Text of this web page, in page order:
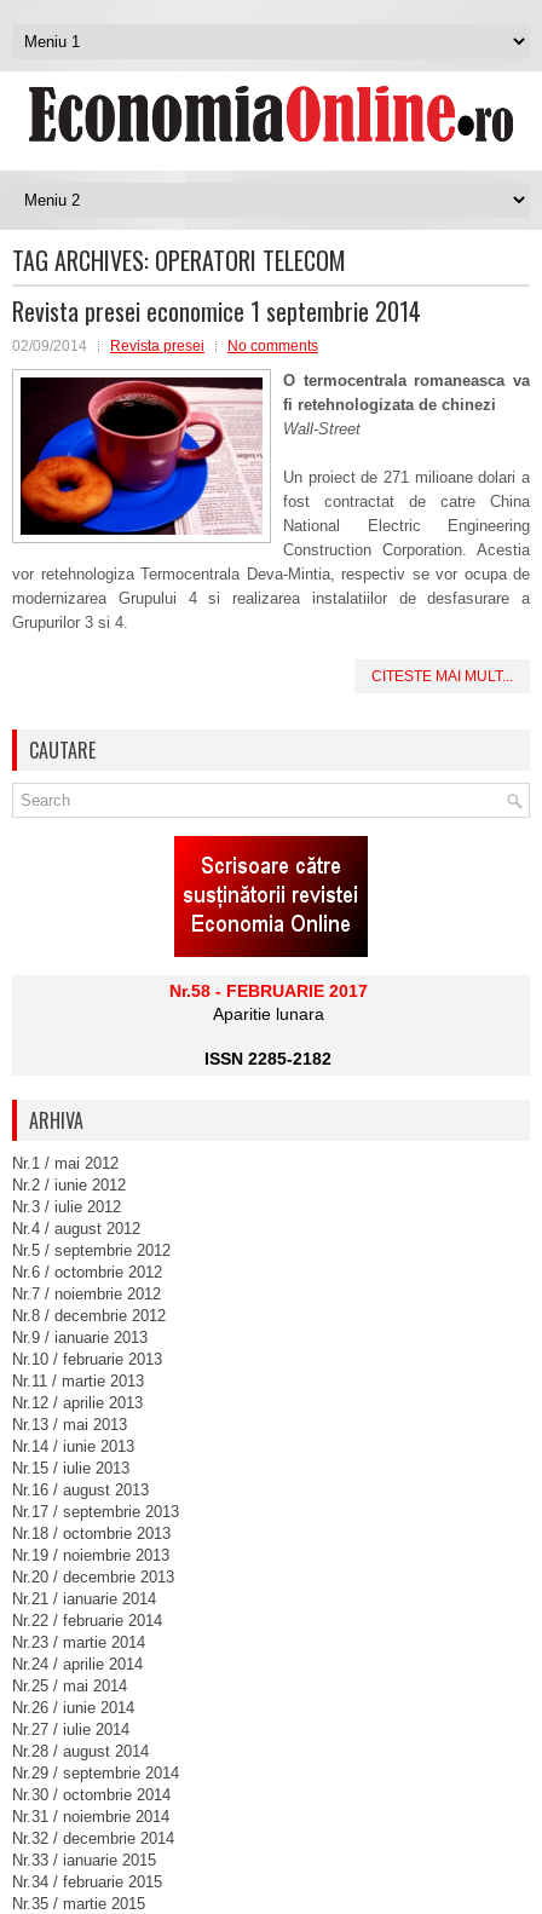
TAG ARCHIVES: OPERATORI TELECOM
Revista presei economice 1 septembrie 2014
02/09/2014 Revista presei No comments
O termocentrala romaneasca va
fi retehnologizata de chinezi
Wall-Street
Un proiect de 271 milioane dolari a
fost contractat de catre China
National Electric Engineering
Construction Corporation. Acestia
vor retehnologiza Termocentrala Deva-Mintia, respectiv se vor ocupa de
modernizarea Grupului 4 si realizarea instalatiilor de desfasurare a
Grupurilor 3 si 4.
CITESTE MAI MULT...
CAUTARE
Nr.58 - FEBRUARIE 2017
Aparitie lunara
ISSN 2285-2182
ARHIVA
Nr.1 / mai 2012
Nr.2 / iunie 2012
Nr.3 / iulie 2012
Nr.4 / august 2012
Nr.5 / septembrie 2012
Nr.6 / octombrie 2012
Nr.7 / noiembrie 2012
Nr.8 / decembrie 2012
Nr.9 / ianuarie 2013
Nr.10 / februarie 2013
Nr.11 / martie 2013
Nr.12 / aprilie 2013
Nr.13 / mai 2013
Nr.14 / iunie 2013
Nr.15 / iulie 2013
Nr.16 / august 2013
Nr.17 / septembrie 2013
Nr.18 / octombrie 2013
Nr.19 / noiembrie 2013
Nr.20 / decembrie 2013
Nr.21 / ianuarie 2014
Nr.22 / februarie 2014
Nr.23 / martie 2014
Nr.24 / aprilie 2014
Nr.25 / mai 2014
Nr.26 / iunie 2014
Nr.27 / iulie 2014
Nr.28 / august 2014
Nr.29 / septembrie 2014
Nr.30 / octombrie 2014
Nr.31 / noiembrie 2014
Nr.32 / decembrie 2014
Nr.33 / ianuarie 2015
Nr.34 / februarie 2015
Nr.35 / martie 2015